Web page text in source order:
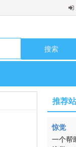
推荐
惊觉
一个帮